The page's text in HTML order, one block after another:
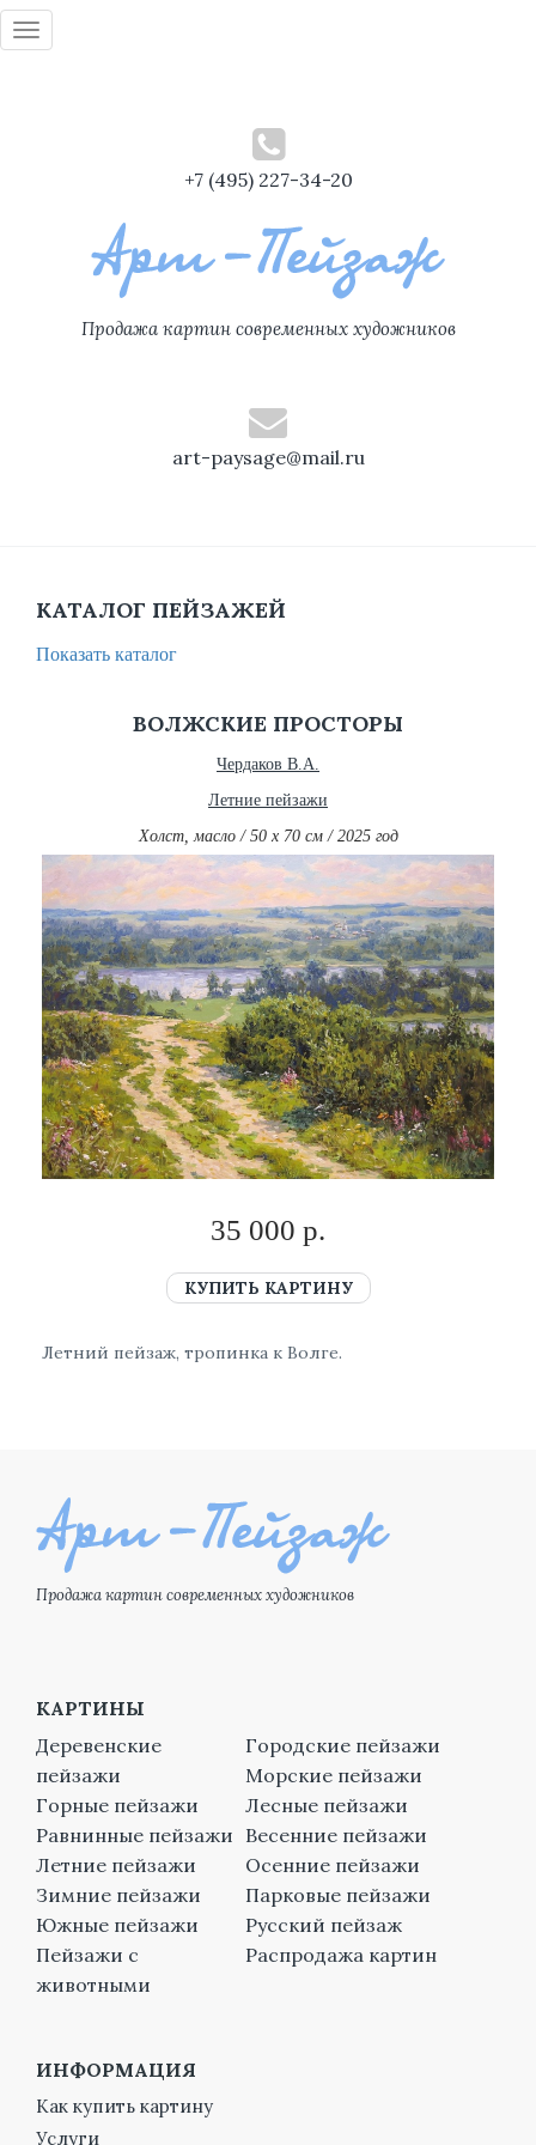
Toggle
navigation
+7 (495) 227-34-20
Продажа картин современных художников
art-paysage@mail.ru
КАТАЛОГ ПЕЙЗАЖЕЙ
Показать каталог
ВОЛЖСКИЕ ПРОСТОРЫ
Чердаков В.А.
Летние пейзажи
Холст, масло / 50 х 70 см / 2025 год
35 000 р.
КУПИТЬ КАРТИНУ
Летний пейзаж, тропинка к Волге.
Продажа картин современных художников
КАРТИНЫ
Деревенские
пейзажи
Городские пейзажи
Морские пейзажи
Горные пейзажи
Лесные пейзажи
Равнинные пейзажи Весенние пейзажи
Летние пейзажи
Осенние пейзажи
Зимние пейзажи
Парковые пейзажи
Южные пейзажи
Русский пейзаж
Пейзажи с
животными
Распродажа картин
ИНФОРМАЦИЯ
Как купить картину
Услуги